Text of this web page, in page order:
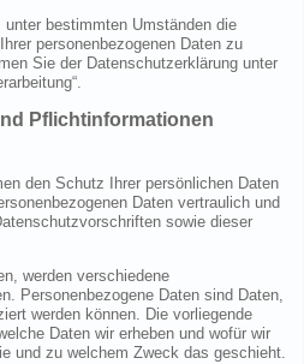
bestimmten Umständen die
personenbezogenen Daten zu
Sie der Datenschutzerklärung unter
Pflichtinformationen
den Schutz Ihrer persönlichen Daten
Daten vertraulich und
sowie dieser
werden verschiedene
Personenbezogene Daten sind Daten,
werden können. Die vorliegende
Daten wir erheben und wofür wir
und zu welchem Zweck das geschieht.